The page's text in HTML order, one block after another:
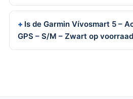
Is de Garmin Vívosmart 5 –
GPS – S/M – Zwart op